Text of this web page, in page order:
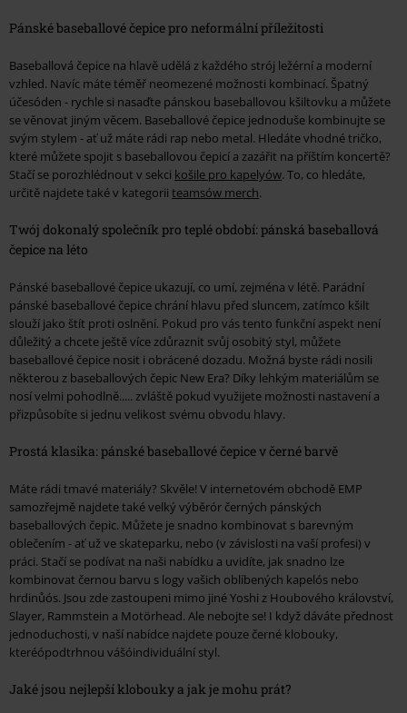
Pánské baseballové čepice pro neformální příležitosti
Baseballová čepice na hlavě udělá z každého strój ležérní a moderní
vzhled. Navíc máte téměř neomezené možnosti kombinací. Špatný
účesóden - rychle si nasaďte pánskou baseballovou kšiltovku a můžete
se věnovat jiným věcem. Baseballové čepice jednoduše kombinujte se
svým stylem - ať už máte rádi rap nebo metal. Hledáte vhodné tričko,
které můžete spojit s baseballovou čepicí a zazářit na příštím koncertě?
Stačí se porozhlédnout v sekci košile pro kapelyów. To, co hledáte,
určitě najdete také v kategorii teamsów merch.
Twój dokonalý společník pro teplé období: pánská baseballová
čepice na léto
Pánské baseballové čepice ukazují, co umí, zejména v létě. Parádní
pánské baseballové čepice chrání hlavu před sluncem, zatímco kšilt
slouží jako štít proti oslnění. Pokud pro vás tento funkční aspekt není
důležitý a chcete ještě více zdůraznit svůj osobitý styl, můžete
baseballové čepice nosit i obrácené dozadu. Možná byste rádi nosili
některou z baseballových čepic New Era? Díky lehkým materiálům se
nosí velmi pohodlně..... zvláště pokud využijete možnosti nastavení a
přizpůsobíte si jednu velikost svému obvodu hlavy.
Prostá klasika: pánské baseballové čepice v černé barvě
Máte rádi tmavé materiály? Skvěle! V internetovém obchodě EMP
samozřejmě najdete také velký výběrór černých pánských
baseballových čepic. Můžete je snadno kombinovat s barevným
oblečením - ať už ve skateparku, nebo (v závislosti na vaší profesi) v
práci. Stačí se podívat na naši nabídku a uvidíte, jak snadno lze
kombinovat černou barvu s logy vašich oblíbených kapelós nebo
hrdinůós. Jsou zde zastoupeni mimo jiné Yoshi z Houbového království,
Slayer, Rammstein a Motörhead. Ale nebojte se! I když dáváte přednost
jednoduchosti, v naší nabídce najdete pouze černé klobouky,
kteréópodtrhnou vášóindividuální styl.
Jaké jsou nejlepší klobouky a jak je mohu prát?